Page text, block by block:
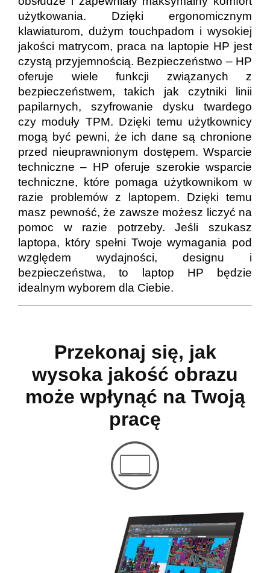
użytkowania. Dzięki ergonomicznym
klawiaturom, dużym touchpadom i wysokiej
jakości matrycom, praca na laptopie HP jest
czystą przyjemnością. Bezpieczeństwo – HP
oferuje wiele funkcji związanych z
bezpieczeństwem, takich jak czytniki linii
papilarnych, szyfrowanie dysku twardego
czy moduły TPM. Dzięki temu użytkownicy
mogą być pewni, że ich dane są chronione
przed nieuprawnionym dostępem. Wsparcie
techniczne – HP oferuje szerokie wsparcie
techniczne, które pomaga użytkownikom w
razie problemów z laptopem. Dzięki temu
masz pewność, że zawsze możesz liczyć na
pomoc w razie potrzeby. Jeśli szukasz
laptopa, który spełni Twoje wymagania pod
względem wydajności, designu i
bezpieczeństwa, to laptop HP będzie
idealnym wyborem dla Ciebie.
Przekonaj się, jak
wysoka jakość obrazu
może wpłynąć na Twoją
pracę